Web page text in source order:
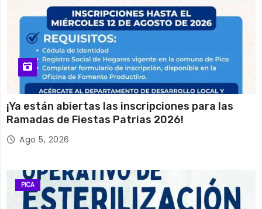
¡Ya están abiertas las inscripciones para las
Ramadas de Fiestas Patrias 2026!
Ago 5, 2026
PICA